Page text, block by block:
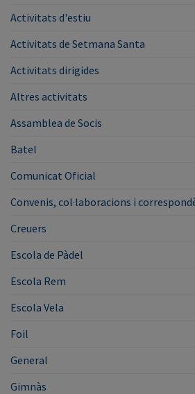
Activitats d'estiu
Activitats de Setmana Santa
Activitats dirigides
Altres activitats
Assamblea de Socis
Batel
Comunicat Oficial
Convenis, col·laboracions i
Creuers
Escola de Pàdel
Escola Rem
Escola Vela
Foil
General
Gimnàs